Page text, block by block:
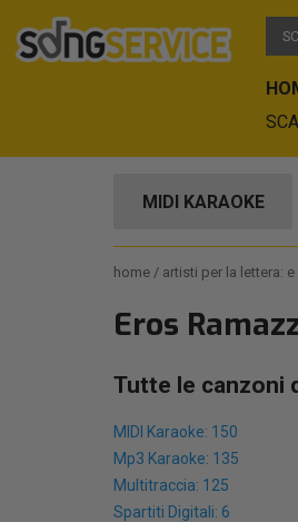
MIDI KARAOKE
home artisti per la lettera: e
Eros
Tutte le canzoni
MIDI Karaoke: 150
Mp3 Karaoke: 135
Multitraccia: 125
Spartiti Digitali: 6